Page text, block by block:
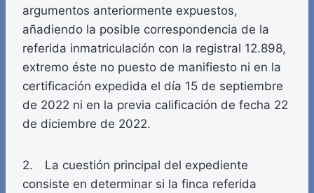
argumentos anteriormente expuestos,
añadiendo la posible correspondencia de la
referida inmatriculación con la registral 12.898,
extremo éste no puesto de manifiesto ni en la
certificación expedida el día 15 de septiembre
de 2022 ni en la previa calificación de fecha 22
de diciembre de 2022.
2. La cuestión principal del expediente
consiste en determinar si la finca referida